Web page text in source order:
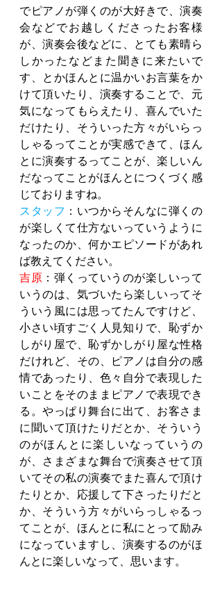
でピアノが弾くのが大好きで、演奏
会などでお越しくださったお客様
が、演奏会後などに、とても素晴ら
しかったなどまた聞きに来たいで
す、とかほんとに温かいお言葉をか
けて頂いたり、演奏することで、元
気になってもらえたり、喜んでいた
だけたり、そういった方々がいらっ
しゃるってことが実感できて、ほん
とに演奏するってことが、楽しいん
だなってことがほんとにつくづく感
じておりますね。
スタッフ ：いつからそんなに弾くの
が楽しくて仕方ないっていうように
なったのか、何かエピソードがあれ
ば教えてください。
吉原 ：弾くっていうのが楽しいって
いうのは、気づいたら楽しいってそ
ういう風には思ってたんですけど、
小さい頃すごく人見知りで、恥ずか
しがり屋で、恥ずかしがり屋な性格
だけれど、その、ピアノは自分の感
情であったり、色々自分で表現した
いことをそのままピアノで表現でき
る。やっぱり舞台に出て、お客さま
に聞いて頂けたりだとか、そういう
のがほんとに楽しいなっていうの
が、さまざまな舞台で演奏させて頂
いてその私の演奏でまた喜んで頂け
たりとか、応援して下さったりだと
か、そういう方々がいらっしゃるっ
てことが、ほんとに私にとって励み
になっていますし、演奏するのがほ
んとに楽しいなって、思います。